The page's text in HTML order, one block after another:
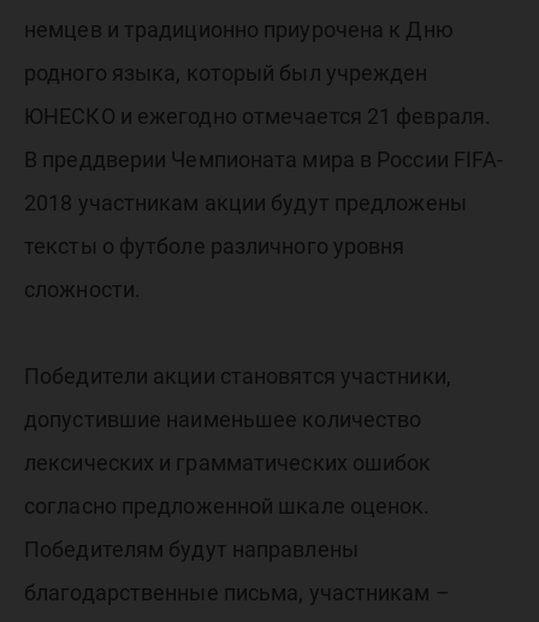
немцев и традиционно приурочена к Дню
родного языка, который был учрежден
ЮНЕСКО и ежегодно отмечается 21 февраля.
В преддверии Чемпионата мира в России FIFA-
2018 участникам акции будут предложены
тексты о футболе различного уровня
сложности.
Победители акции становятся участники,
допустившие наименьшее количество
лексических и грамматических ошибок
согласно предложенной шкале оценок.
Победителям будут направлены
благодарственные письма, участникам –